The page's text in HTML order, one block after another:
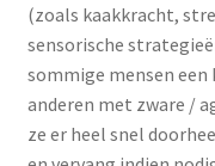
(zoals kaakkracht,
sensorische
sommige mensen
anderen met zware /
ze er heel snel